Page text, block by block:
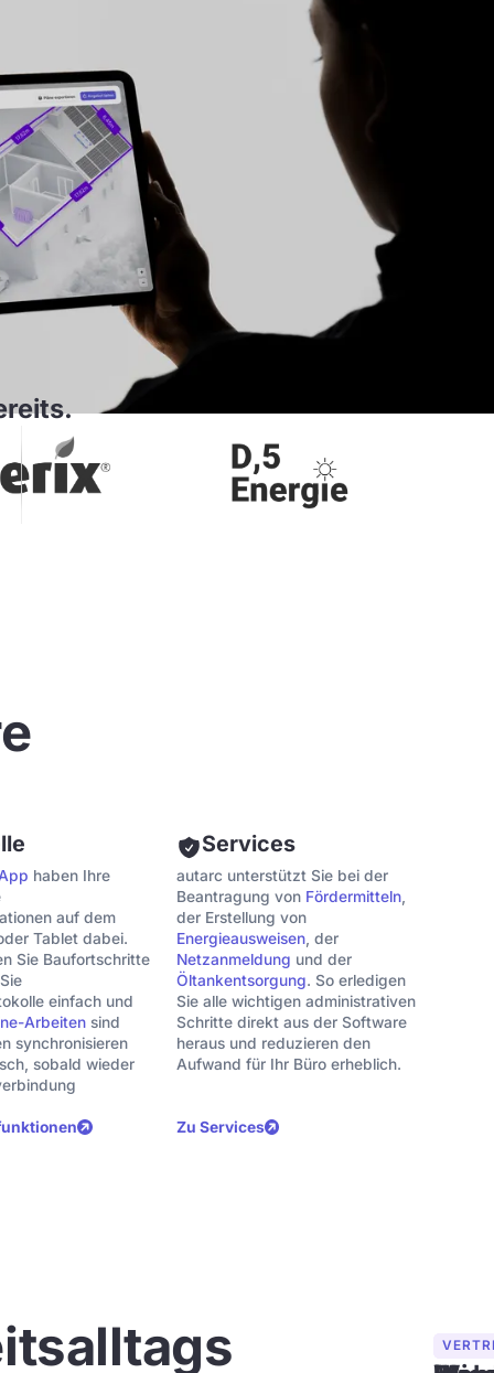
haben Ihre
auf dem
Tablet dabei.
Sie Baufortschritte
einfach und
Arbeitensind
synchronisieren
sobald wieder
Services
autarc unterstützt Sie bei der
Beantragung von Fördermitteln,
der Erstellung von
Energieausweisen, der
Netzanmeldung und der
Öltankentsorgung. So erledigen
Sie alle wichtigen administrativen
Schritte direkt aus der Software
heraus und reduzieren den
Aufwand für Ihr Büro erheblich.
Zu Services
KI-